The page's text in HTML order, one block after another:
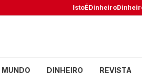
IstoÉDinheiro
MUNDO DINHEIRO REVISTA